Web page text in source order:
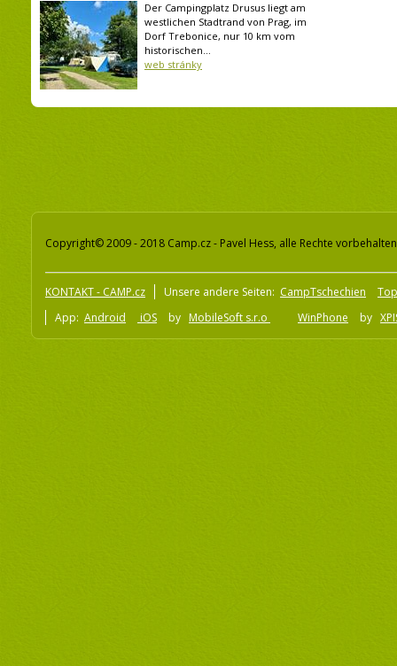
Der Campingplatz Drusus liegt am
westlichen Stadtrand von Prag, im
Dorf Trebonice, nur 10 km vom
historischen...
web stránky
Copyright© 2009 - 2018 Camp.cz - Pavel Hess, alle Rechte vorbehalten
KONTAKT - CAMP.cz Unsere andere Seiten: CampTschechien
App: Android iOS by MobileSoft s.r.o WinPhone by